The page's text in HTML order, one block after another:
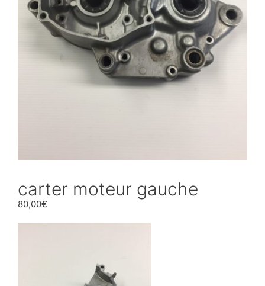
carter moteur gauche
80,00€